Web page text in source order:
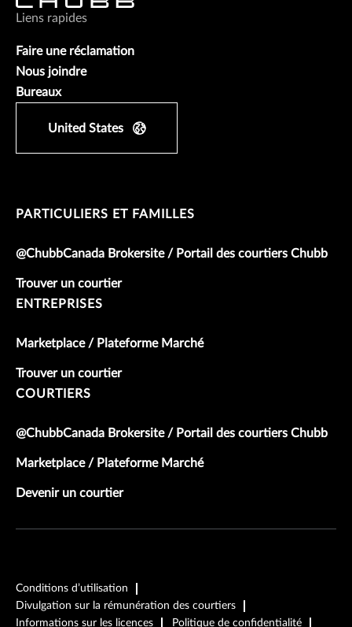
Liens rapides
Faire une réclamation
Nous joindre
Bureaux
United States
PARTICULIERS ET FAMILLES
@ChubbCanada Brokersite / Portail des courtiers Chubb
Trouver un courtier
ENTREPRISES
Marketplace / Plateforme Marché
Trouver un courtier
COURTIERS
@ChubbCanada Brokersite / Portail des courtiers Chubb
Marketplace / Plateforme Marché
Devenir un courtier
Conditions d’utilisation
Divulgation sur la rémunération des courtiers
Informations sur les licences
Politique de confidentialité